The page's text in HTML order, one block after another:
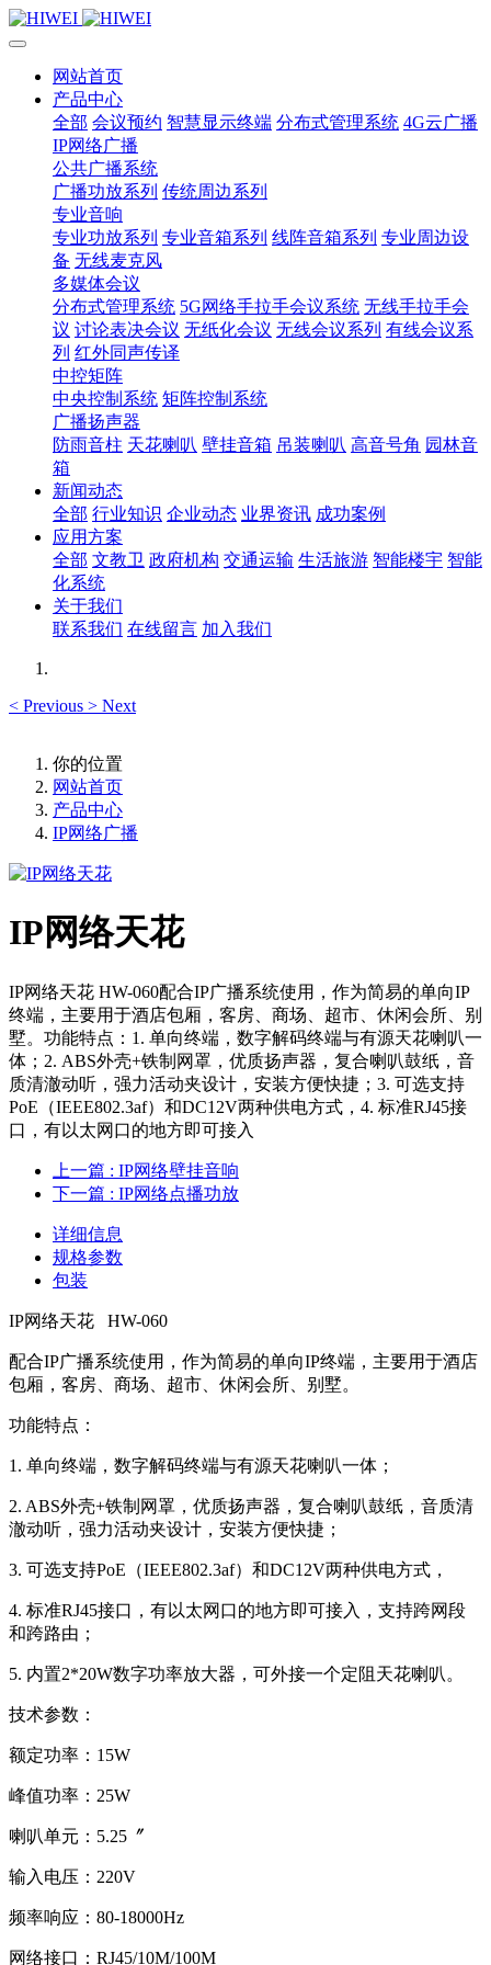
网站首页
产品中心
全部 会议预约 智慧显示终端 分布式管理系统 4G云广播
IP网络广播
公共广播系统
广播功放系列 传统周边系列
专业音响
专业功放系列 专业音箱系列 线阵音箱系列 专业周边设
备 无线麦克风
多媒体会议
分布式管理系统 5G网络手拉手会议系统 无线手拉手会
议 讨论表决会议 无纸化会议 无线会议系列 有线会议系
列 红外同声传译
中控矩阵
中央控制系统 矩阵控制系统
广播扬声器
防雨音柱 天花喇叭 壁挂音箱 吊装喇叭 高音号角 园林音
箱
新闻动态
全部 行业知识 企业动态 业界资讯 成功案例
应用方案
全部 文教卫 政府机构 交通运输 生活旅游 智能楼宇 智能
化系统
关于我们
联系我们 在线留言 加入我们
< Previous > Next
你的位置
网站首页
产品中心
IP网络广播
IP网络天花
IP网络天花 HW-060配合IP广播系统使用，作为简易的单向IP
终端，主要用于酒店包厢，客房、商场、超市、休闲会所、别
墅。功能特点：1. 单向终端，数字解码终端与有源天花喇叭一
体；2. ABS外壳+铁制网罩，优质扬声器，复合喇叭鼓纸，音
质清澈动听，强力活动夹设计，安装方便快捷；3. 可选支持
PoE（IEEE802.3af）和DC12V两种供电方式，4. 标准RJ45接
口，有以太网口的地方即可接入
上一篇 : IP网络壁挂音响
下一篇 : IP网络点播功放
详细信息
规格参数
包装
IP网络天花 HW-060
配合IP广播系统使用，作为简易的单向IP终端，主要用于酒店
包厢，客房、商场、超市、休闲会所、别墅。
功能特点：
1. 单向终端，数字解码终端与有源天花喇叭一体；
2. ABS外壳+铁制网罩，优质扬声器，复合喇叭鼓纸，音质清
澈动听，强力活动夹设计，安装方便快捷；
3. 可选支持PoE（IEEE802.3af）和DC12V两种供电方式，
4. 标准RJ45接口，有以太网口的地方即可接入，支持跨网段
和跨路由；
5. 内置2*20W数字功率放大器，可外接一个定阻天花喇叭。
技术参数：
额定功率：15W
峰值功率：25W
喇叭单元：5.25〞
输入电压：220V
频率响应：80-18000Hz
网络接口：RJ45/10M/100M